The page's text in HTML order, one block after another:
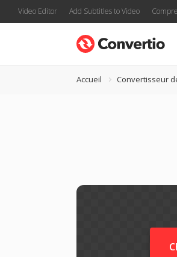
Video Editor Add Subtitles to Video
Accueil Convertisseur